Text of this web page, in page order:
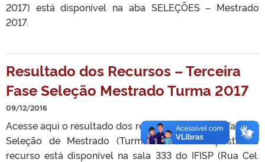
2017) está disponível na aba SELEÇÕES – Mestrado
2017.
Resultado dos Recursos – Terceira
Fase Seleção Mestrado Turma 2017
09/12/2016
Acesse aqui o resultado dos recursos da terceira fase da
Seleção de Mestrado (Turma 2017). A resposta ao
recurso está disponível na sala 333 do IFISP (Rua Cel.